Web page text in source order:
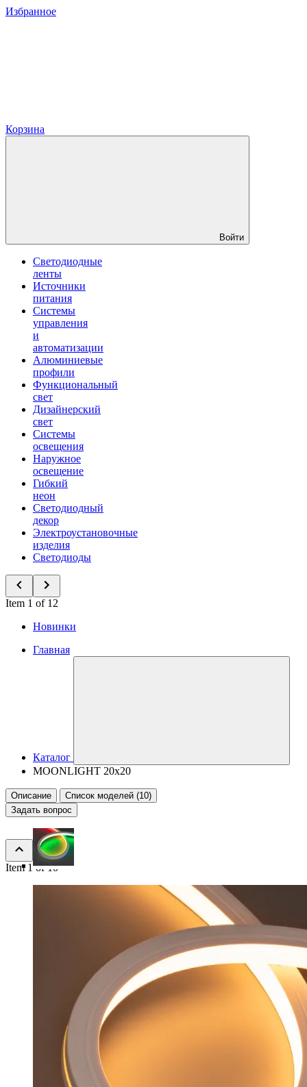
Избранное
Корзина
Войти
Светодиодные
ленты
Источники
питания
Системы
управления
и
автоматизации
Алюминиевые
профили
Функциональный
свет
Дизайнерский
свет
Системы
освещения
Наружное
освещение
Гибкий
неон
Светодиодный
декор
Электроустановочные
изделия
Светодиоды
Item 1 of 12
Новинки
Главная
Каталог
MOONLIGHT 20x20
Описание
Список моделей (10)
Задать вопрос
Item 1 of 10